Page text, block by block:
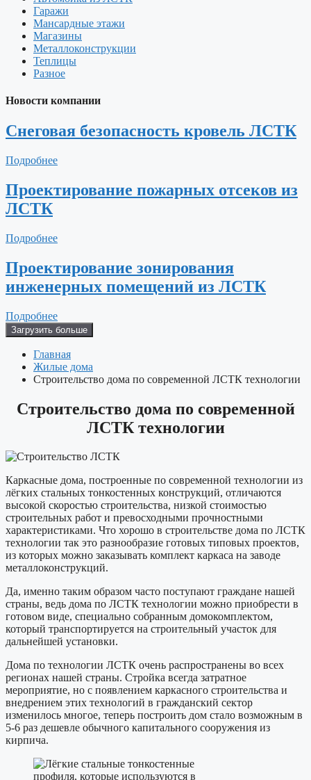
Гаражи
Мансардные этажи
Магазины
Металлоконструкции
Теплицы
Разное
Новости компании
Снеговая безопасность кровель ЛСТК
Подробнее
Проектирование пожарных отсеков из
ЛСТК
Подробнее
Проектирование зонирования
инженерных помещений из ЛСТК
Подробнее
Загрузить больше
Главная
Жилые дома
Строительство дома по современной ЛСТК технологии
Строительство дома по современной
ЛСТК технологии
Каркасные дома, построенные по современной технологии из
лёгких стальных тонкостенных конструкций, отличаются
высокой скоростью строительства, низкой стоимостью
строительных работ и превосходными прочностными
характеристиками. Что хорошо в строительстве дома по ЛСТК
технологии так это разнообразие готовых типовых проектов,
из которых можно заказывать комплект каркаса на заводе
металлоконструкций.
Да, именно таким образом часто поступают граждане нашей
страны, ведь дома по ЛСТК технологии можно приобрести в
готовом виде, специально собранным домокомплектом,
который транспортируется на строительный участок для
дальнейшей установки.
Дома по технологии ЛСТК очень распространены во всех
регионах нашей страны. Стройка всегда затратное
мероприятие, но с появлением каркасного строительства и
внедрением этих технологий в гражданский сектор
изменилось многое, теперь построить дом стало возможным в
5-6 раз дешевле обычного капитального сооружения из
кирпича.